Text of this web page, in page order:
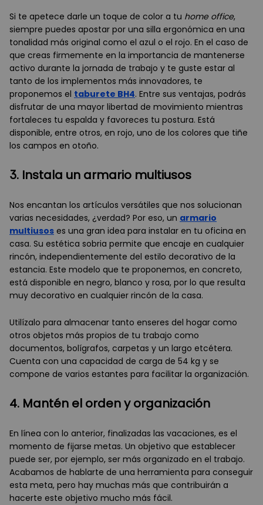
Si te apetece darle un toque de color a tu home office,
siempre puedes apostar por una silla ergonómica en una
tonalidad más original como el azul o el rojo. En el caso de
que creas firmemente en la importancia de mantenerse
activo durante la jornada de trabajo y te guste estar al
tanto de los implementos más innovadores, te
proponemos el taburete BH4. Entre sus ventajas, podrás
disfrutar de una mayor libertad de movimiento mientras
fortaleces tu espalda y favoreces tu postura. Está
disponible, entre otros, en rojo, uno de los colores que tiñe
los campos en otoño.
3. Instala un armario multiusos
Nos encantan los artículos versátiles que nos solucionan
varias necesidades, ¿verdad? Por eso, un armario
multiusos es una gran idea para instalar en tu oficina en
casa. Su estética sobria permite que encaje en cualquier
rincón, independientemente del estilo decorativo de la
estancia. Este modelo que te proponemos, en concreto,
está disponible en negro, blanco y rosa, por lo que resulta
muy decorativo en cualquier rincón de la casa.
Utilízalo para almacenar tanto enseres del hogar como
otros objetos más propios de tu trabajo como
documentos, bolígrafos, carpetas y un largo etcétera.
Cuenta con una capacidad de carga de 54 kg y se
compone de varios estantes para facilitar la organización.
4. Mantén el orden y organización
En línea con lo anterior, finalizadas las vacaciones, es el
momento de fijarse metas. Un objetivo que establecer
puede ser, por ejemplo, ser más organizado en el trabajo.
Acabamos de hablarte de una herramienta para conseguir
esta meta, pero hay muchas más que contribuirán a
hacerte este objetivo mucho más fácil.